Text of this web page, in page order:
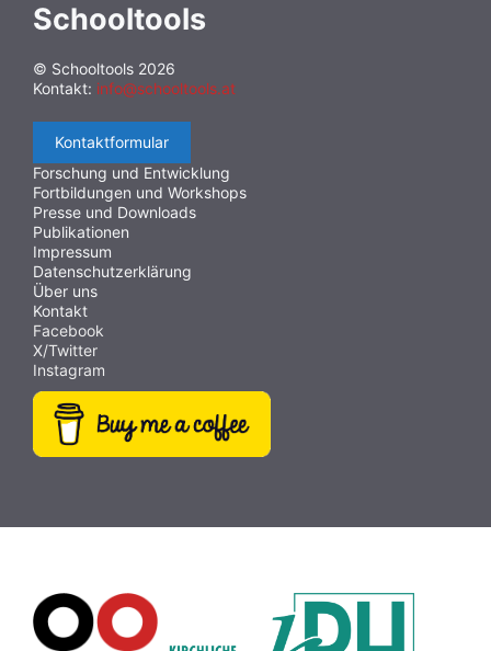
Schooltools
© Schooltools 2026
Kontakt: info@schooltools.at
Kontaktformular
Forschung und Entwicklung
Fortbildungen und Workshops
Presse und Downloads
Publikationen
Impressum
Datenschutzerklärung
Über uns
Kontakt
Facebook
X/Twitter
Instagram